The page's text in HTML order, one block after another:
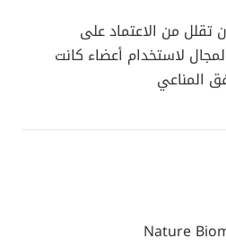
تقلل من الاعتماد على
لاستخدام أعضاء كانت
المناعي
Nature